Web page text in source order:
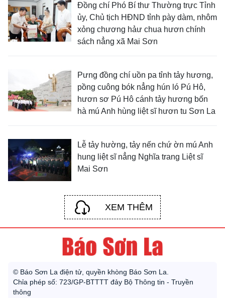
Đồng chí Phó Bí thư Thường trực Tỉnh
ủy, Chủ tịch HĐND tỉnh pày dàm, nhôm
xỏng chương hảư chua hươn chính
sách nẳng xã Mai Sơn
Pưng đồng chí uồn pa tỉnh tảy hương,
pồng cuông bók nẳng hún ló Pú Hô,
hươn sơ Pú Hô cánh tảy hương bốn
hà mú Anh hùng liệt sĩ hươn tu Sơn La
Lễ tảy hường, tảy nến chứ ờn mú Anh
hung liệt sĩ nẳng Nghĩa trang Liệt sĩ
Mai Sơn
XEM THÊM
© Báo Sơn La điện tử, quyền khòng Báo Sơn La.
Chỉa phép số: 723/GP-BTTTT đảy Bộ Thông tin - Truyền
thông